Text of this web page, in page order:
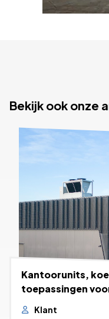
Bekijk ook onze
Kantoorunits,
toepassingen
Klant
Bekijk het project